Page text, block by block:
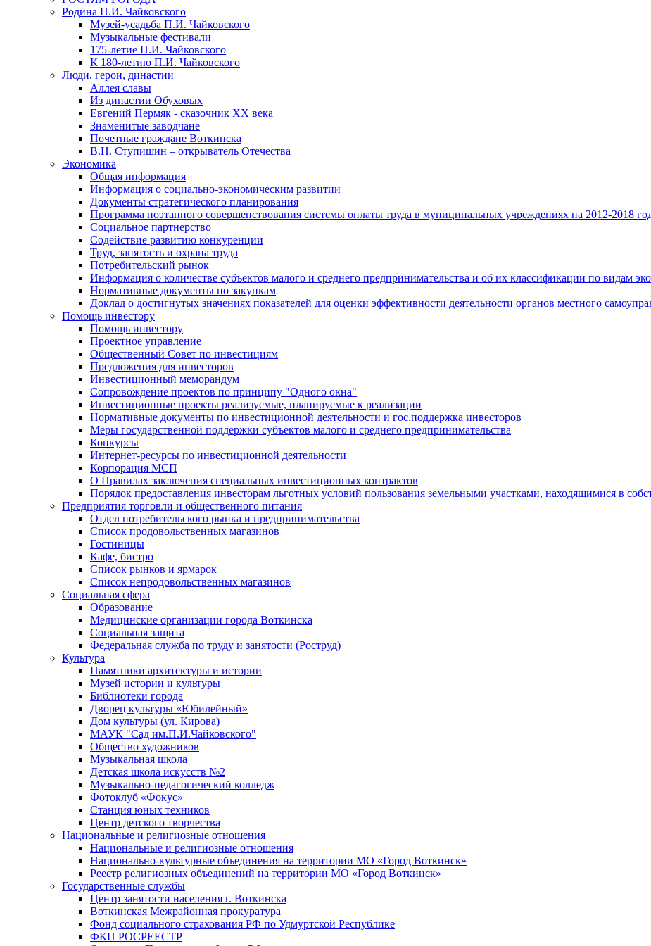
Родина П.И. Чайковского
Музей-усадьба П.И. Чайковского
Музыкальные фестивали
175-летие П.И. Чайковского
К 180-летию П.И. Чайковского
Люди, герои, династии
Аллея славы
Из династии Обуховых
Евгений Пермяк - сказочник XX века
Знаменитые заводчане
Почетные граждане Воткинска
В.Н. Ступишин – открыватель Отечества
Экономика
Общая информация
Информация о социально-экономическим развитии
Документы стратегического планирования
Программа поэтапного совершенствования системы оплаты труда в муниципальных учреждениях на 2012-2018
Социальное партнерство
Содействие развитию конкуренции
Труд, занятость и охрана труда
Потребительский рынок
Информация о количестве субъектов малого и среднего предпринимательства и об их классификации по видам
Нормативные документы по закупкам
Доклад о достигнутых значениях показателей для оценки эффективности деятельности органов местного
Помощь инвестору
Помощь инвестору
Проектное управление
Общественный Совет по инвестициям
Предложения для инвесторов
Инвестиционный меморандум
Сопровождение проектов по принципу "Oдного окна"
Инвестиционные проекты реализуемые, планируемые к реализации
Нормативные документы по инвестиционной деятельности и гос.поддержка инвесторов
Меры государственной поддержки субъектов малого и среднего предпринимательства
Конкурсы
Интернет-ресурсы по инвестиционной деятельности
Корпорация МСП
О Правилах заключения специальных инвестиционных контрактов
Порядок предоставления инвесторам льготных условий пользования земельными участками, находящимися в
Предприятия торговли и общественного питания
Отдел потребительского рынка и предпринимательства
Список продовольственных магазинов
Гостиницы
Кафе, бистро
Cписок рынков и ярмарок
Список непродовольственных магазинов
Социальная сфера
Образование
Медицинские организации города Воткинска
Социальная защита
Федеральная служба по труду и занятости (Роструд)
Культура
Памятники архитектуры и истории
Музей истории и культуры
Библиотеки города
Дворец культуры «Юбилейный»
Дом культуры (ул. Кирова)
МАУК "Сад им.П.И.Чайковского"
Общество художников
Музыкальная школа
Детская школа искусств №2
Музыкально-педагогический колледж
Фотоклуб «Фокус»
Станция юных техников
Центр детского творчества
Национальные и религиозные отношения
Национальные и религиозные отношения
Национально-культурные объединения на территории МО «Город Воткинск»
Реестр религиозных объединений на территории МО «Город Воткинск»
Государственные службы
Центр занятости населения г. Воткинска
Воткинская Межрайонная прокуратура
Фонд социального страхования РФ по Удмуртской Республике
ФКП РОСРЕЕСТР